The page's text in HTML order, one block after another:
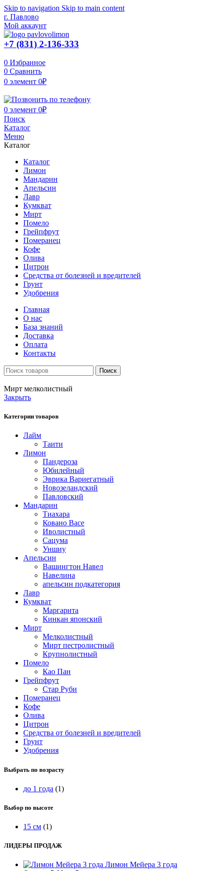
Skip to navigation Skip to main content
г. Павлово
Мой аккаунт
+7 (831) 2-136-333
0 Избранное
0 Сравнить
0 элемент 0₽
0 элемент 0₽
Поиск
Каталог
Меню
Каталог
Каталог
Лимон
Мандарин
Апельсин
Лавр
Кумкват
Мирт
Помело
Грейпфрут
Померанец
Кофе
Олива
Цитрон
Средства от болезней и вредителей
Грунт
Удобрения
Главная
О нас
База знаний
Доставка
Оплата
Контакты
Поиск
Мирт мелколистный
Закрыть
Категории товаров
Лайм
Таити
Лимон
Пандероза
Юбилейный
Эврика Вариегатный
Новозеландский
Павловский
Мандарин
Тиахара
Ковано Васе
Иволистный
Сацума
Уншиу
Апельсин
Вашингтон Навел
Навелина
апельсин подкатегория
Лавр
Кумкват
Маргарита
Кинкан японский
Мирт
Мелколистный
Мирт пестролистный
Крупнолистный
Помело
Као Пан
Грейпфрут
Стар Руби
Померанец
Кофе
Олива
Цитрон
Средства от болезней и вредителей
Грунт
Удобрения
Выбрать по возрасту
до 1 года (1)
Выбор по высоте
15 см (1)
ЛИДЕРЫ ПРОДАЖ
Лимон Мейера 3 года